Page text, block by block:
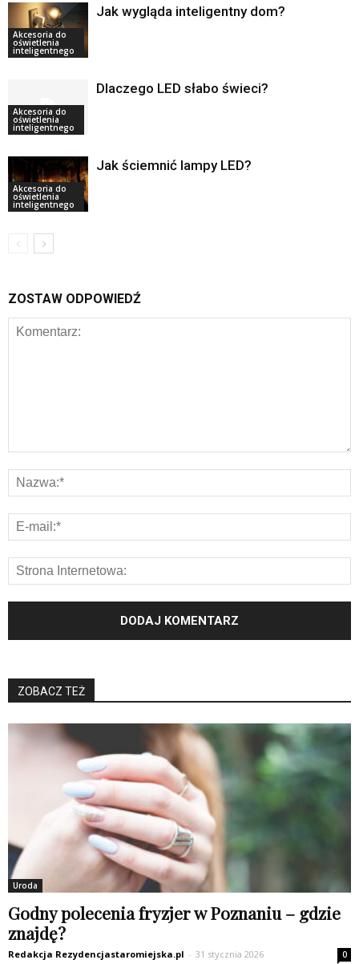
Akcesoria do
oświetlenia
inteligentnego
Jak wygląda inteligentny dom?
Akcesoria do
oświetlenia
inteligentnego
Dlaczego LED słabo świeci?
Akcesoria do
oświetlenia
inteligentnego
Jak ściemnić lampy LED?
ZOSTAW ODPOWIEDŹ
ZOBACZ TEŻ
Uroda
Godny polecenia fryzjer w Poznaniu – gdzie
znajdę?
Redakcja Rezydencjastaromiejska.pl - 31 stycznia 2026 0